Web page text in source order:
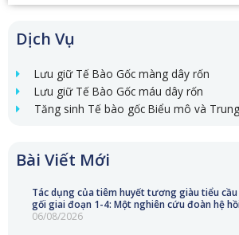
Dịch Vụ
Lưu giữ Tế Bào Gốc màng dây rốn
Lưu giữ Tế Bào Gốc máu dây rốn
Tăng sinh Tế bào gốc Biểu mô và
Bài Viết Mới
Tác dụng của tiêm huyết tương giàu tiểu
gối giai đoạn 1-4: Một nghiên cứu đoàn hệ
06/08/2026